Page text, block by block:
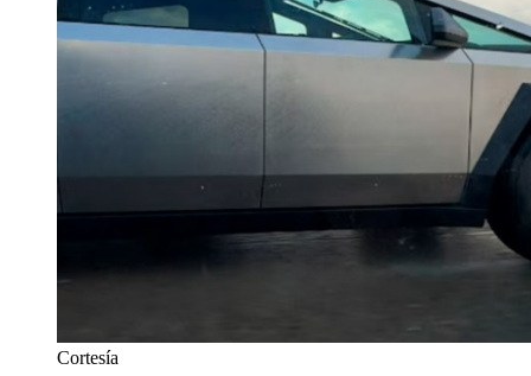
Cortesía